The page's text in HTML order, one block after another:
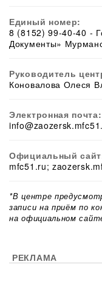
Единый номер:
8 (8152) 99-40-40 -
Документы»
Руководитель
Коновалова Олеся
Электронная почта:
Официальный
mfc51.ru;
*В центре
записи на приём по
на официальном
РЕКЛАМА